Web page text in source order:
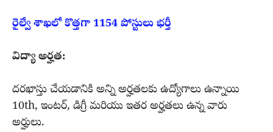
రైల్వే శాఖలో కొత్తగా 1154 పోస్టులు భర్తీ
విద్యా అర్హత:
దరఖాస్తు చేయడానికి అన్ని అర్హతలకు ఉద్యోగాలు ఉన్నాయి
10th, ఇంటర్, డిగ్రీ మరియు ఇతర అర్హతలు ఉన్న వారు
అర్హులు.